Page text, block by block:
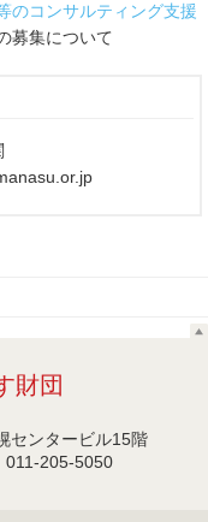
のコンサルティング支援
募集について
財団
ンタービル15階
205-5050